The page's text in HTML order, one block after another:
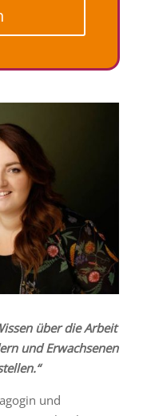
über die Arbeit
und Erwachsenen
und